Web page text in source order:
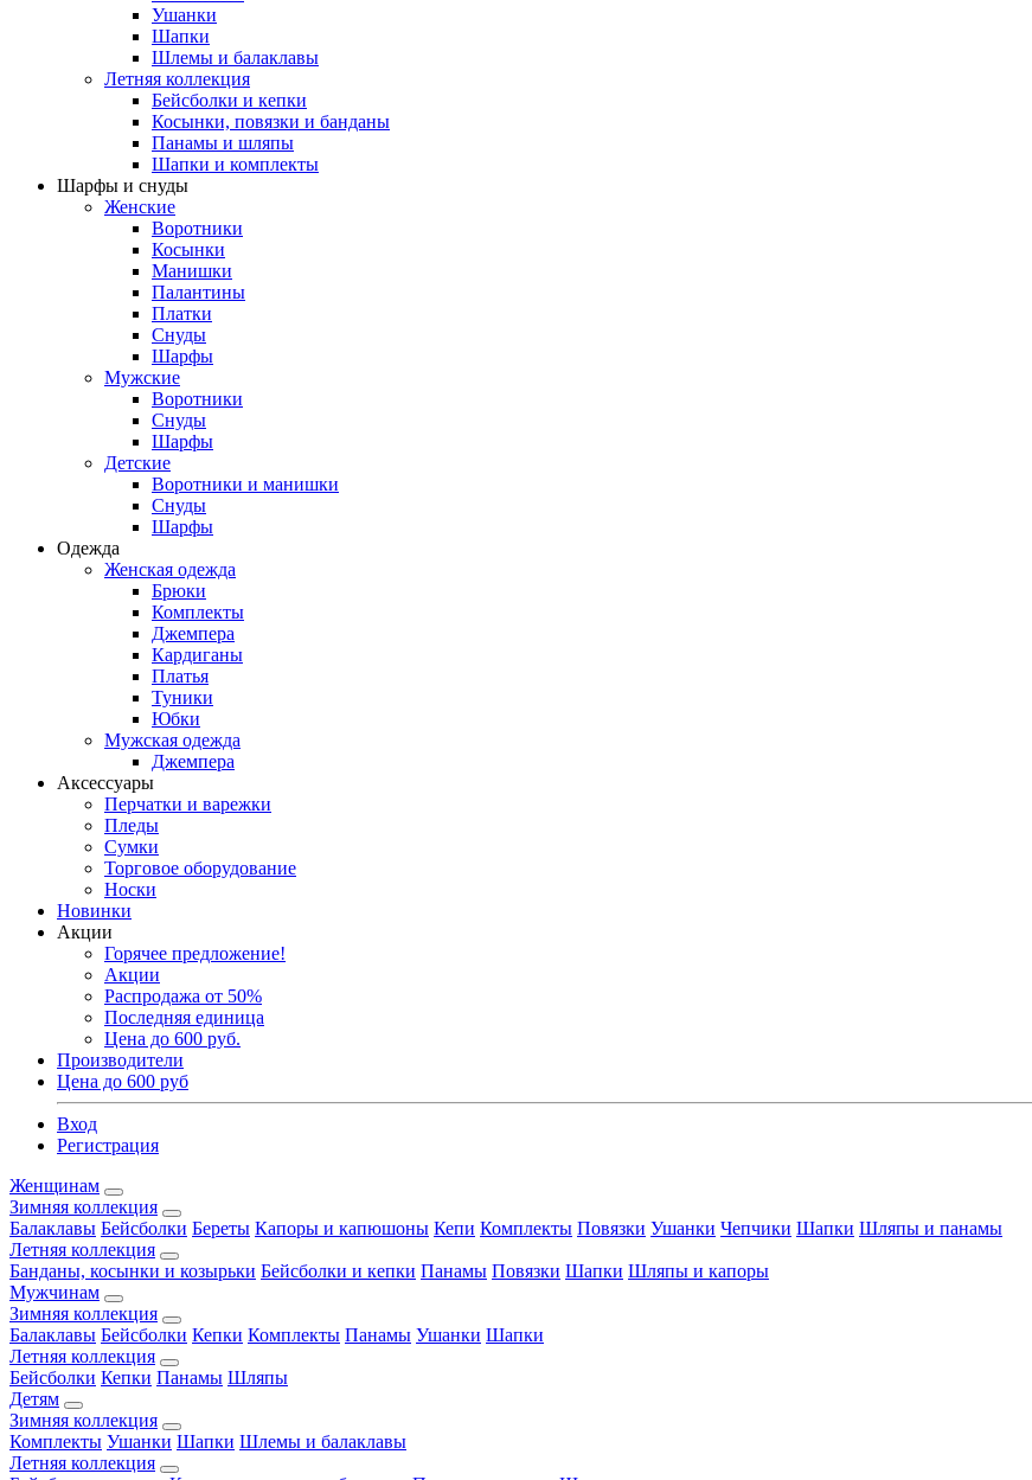
Ушанки
Шапки
Шлемы и балаклавы
Летняя коллекция
Бейсболки и кепки
Косынки, повязки и банданы
Панамы и шляпы
Шапки и комплекты
Шарфы и снуды
Женские
Воротники
Косынки
Манишки
Палантины
Платки
Снуды
Шарфы
Мужские
Воротники
Снуды
Шарфы
Детские
Воротники и манишки
Снуды
Шарфы
Одежда
Женская одежда
Брюки
Комплекты
Джемпера
Кардиганы
Платья
Туники
Юбки
Мужская одежда
Джемпера
Аксессуары
Перчатки и варежки
Пледы
Сумки
Торговое оборудование
Носки
Новинки
Акции
Горячее предложение!
Акции
Распродажа от 50%
Последняя единица
Цена до 600 руб.
Производители
Цена до 600 руб
Вход
Регистрация
Женщинам
Зимняя коллекция
Балаклавы Бейсболки Береты Капоры и капюшоны Кепи Комплекты Повязки Ушанки Чепчики Шапки Шляпы и панамы
Летняя коллекция
Банданы, косынки и козырьки Бейсболки и кепки Панамы Повязки Шапки Шляпы и капоры
Мужчинам
Зимняя коллекция
Балаклавы Бейсболки Кепки Комплекты Панамы Ушанки Шапки
Летняя коллекция
Бейсболки Кепки Панамы Шляпы
Детям
Зимняя коллекция
Комплекты Ушанки Шапки Шлемы и балаклавы
Летняя коллекция